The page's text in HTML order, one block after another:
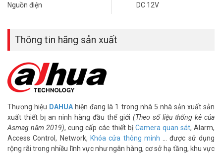
– Bảo hành: 24 tháng
Để cập nhật thông tin giá camera giám sát DAHUA mới nhất, quý
khách hàng vui lòng liên hệ HOTLINE 1900 9259 – (028) 35 166 166
– (028) 3962 5555 – (024) 6256 1111 – (024) 3273 6666 để được
hỗ trợ tốt nhất.
– Facebook: https://www.facebook.com/vuhoangtelecom/
– Youtube:https://www.youtube.com/c/VuhoangTVChannel
– Website:https://vuhoangtelecom.vn/
Nguồn điện DC 12V
Thông tin hãng sản xuất
Thương hiệu DAHUA hiện đang là 1 trong nhà 5 nhà sản xuất sản
xuất thiết bị an ninh hàng đầu thế giới (Theo số liệu thống kê của
Asmag năm 2019), cung cấp các thiết bị Camera quan sát, Alarm,
Access Control, Network, Khóa cửa thông minh … được sử dụng
rộng rãi trong nhiều lĩnh vực như ngân hàng, cơ sở hạ tầng, khu vực